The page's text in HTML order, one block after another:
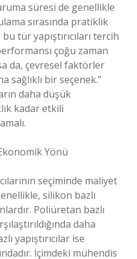
süresi de genellikle
sırasında pratiklik
tür yapıştırıcıları tercih
çoğu zaman
da, çevresel faktörler
sağlıklı bir seçenek.”
daha düşük
kadar etkili
Yönü
seçiminde maliyet
silikon bazlı
Poliüretan bazlı
daha
yapıştırıcılar ise
İçimdeki mühendis